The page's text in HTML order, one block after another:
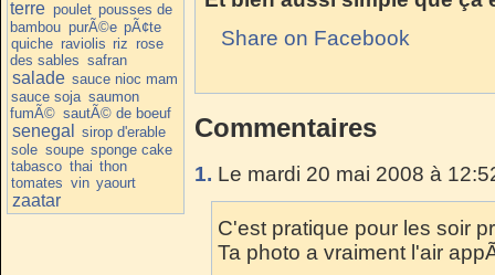
terre poulet pousses de
bambou purÃ©e pÃ¢te
quiche raviolis riz rose
des sables safran
salade sauce nioc mam
sauce soja saumon
fumÃ© sautÃ© de boeuf
senegal
sirop d'erable
sole soupe sponge cake
tabasco thai thon
tomates vin yaourt
zaatar
Share on Facebook
Commentaires
1. Le mardi 20 mai 2008 à
C'est pratique pour les soir
Ta photo a vraiment l'air